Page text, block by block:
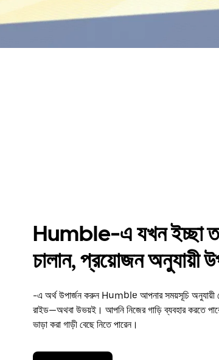
Humble-এ যখন ইচ্ছা
চালান, প্রয়োজন অনুযায়ী
-এ অর্থ উপার্জন করুন Humble আপনার সময়সূচি অনুযায়ী
রাইড—অথবা উভয়ই। আপনি নিজের গাড়ি ব্যবহার করতে
ভাড়া করা গাড়ী বেছে নিতে পারেন।